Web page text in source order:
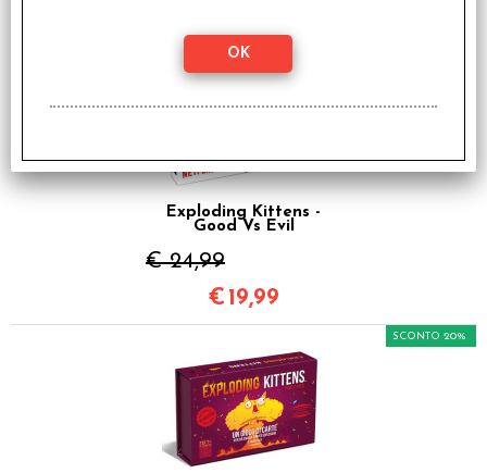
Exploding Kittens -
Good Vs Evil
€ 24,99
€ 19,99
SCONTO 20%